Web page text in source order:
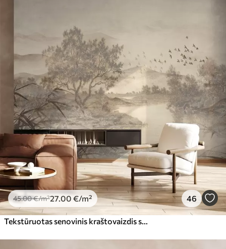
45.00€/m²27 .00 €/m² 46